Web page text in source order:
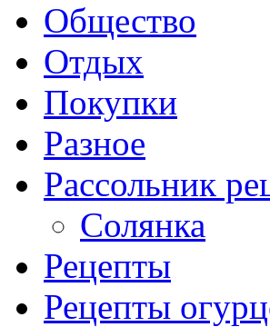
Общество
Отдых
Покупки
Разное
Рассольник
Солянка
Рецепты
Рецепты